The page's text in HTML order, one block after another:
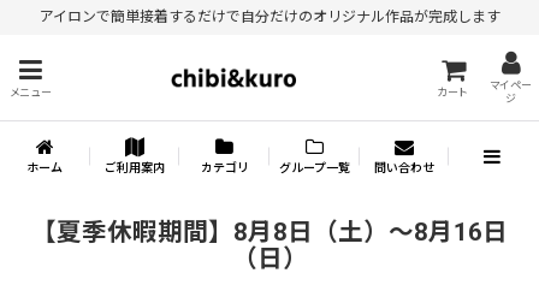
アイロンで簡単接着するだけで自分だけのオリジナル作品が完成します
メニュー カート
マイペー
ジ
ホーム ご利用案内 カテゴリ グループ一覧 問い合わせ
【夏季休暇期間】8月8日（土）～8月16日
（日）